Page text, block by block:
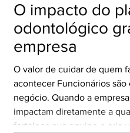
O impacto do
odontológico
empresa
O valor de cuidar de quem
Funcionários são o coração
TINA PETRI
6 de mai.
2 min de leitura
O impacto do
odontológico
empresa
O valor de cuidar de quem
acontecer Funcionários
negócio. Quando a
impactam diretamente a
fortalece sua equipe e cria